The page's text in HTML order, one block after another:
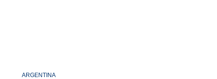
ARGENTINA